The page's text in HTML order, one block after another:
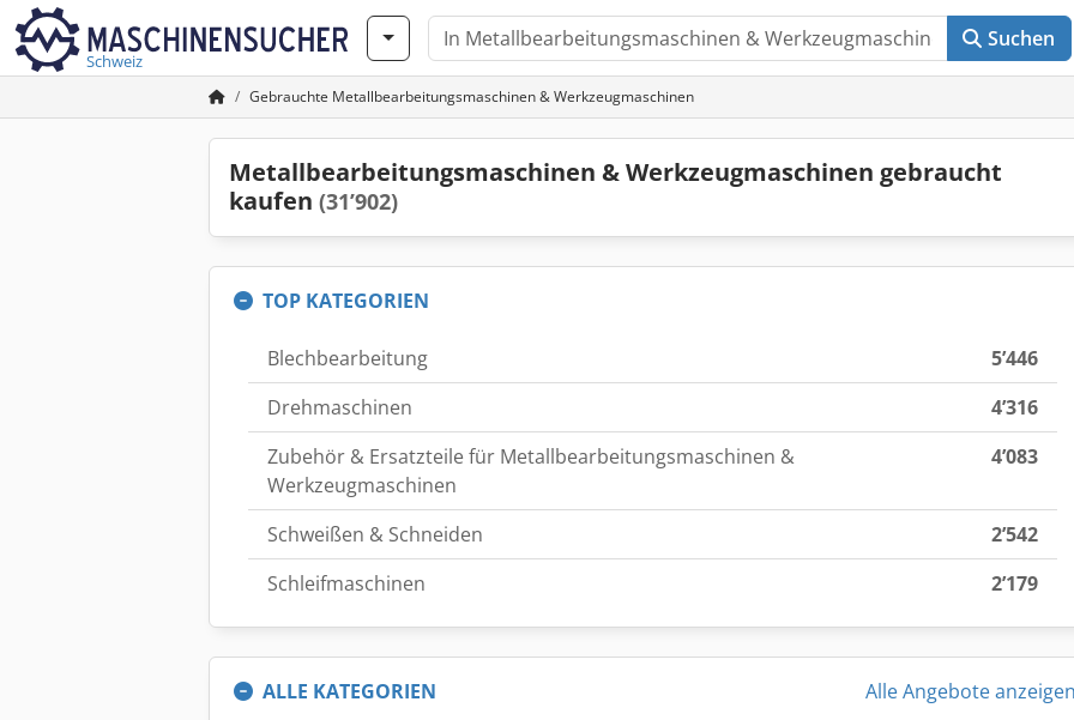
Schweiz
Suchen
Gebrauchte Metallbearbeitungsmaschinen & Werkzeugmaschinen
Metallbearbeitungsmaschinen & Werkzeugmaschinen gebraucht
kaufen (31’902)
TOP KATEGORIEN
Blechbearbeitung
5’446
Drehmaschinen
4’316
Zubehör & Ersatzteile für Metallbearbeitungsmaschinen &
Werkzeugmaschinen
4’083
Schweißen & Schneiden
2’542
Schleifmaschinen
2’179
ALLE KATEGORIEN Alle Angebote